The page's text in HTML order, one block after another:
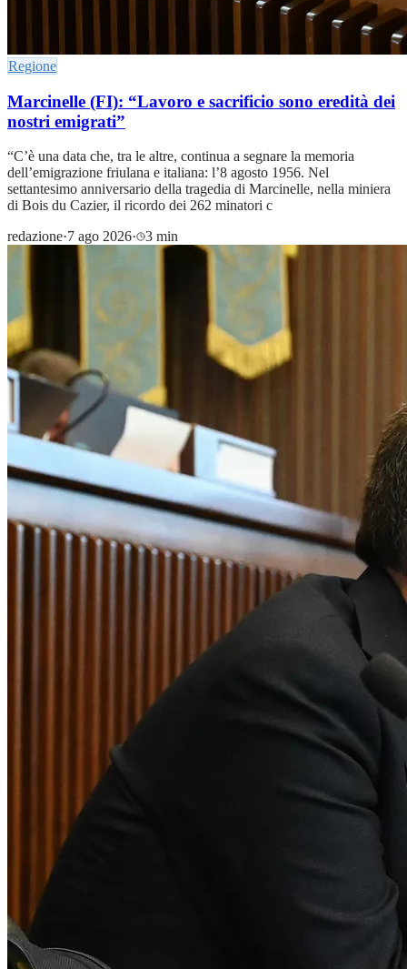
Regione
Marcinelle (FI): “Lavoro e sacrificio sono eredità dei
nostri emigrati”
“C’è una data che, tra le altre, continua a segnare la memoria
dell’emigrazione friulana e italiana: l’8 agosto 1956. Nel
settantesimo anniversario della tragedia di Marcinelle, nella miniera
di Bois du Cazier, il ricordo dei 262 minatori c
redazione·7 ago 2026· 3 min